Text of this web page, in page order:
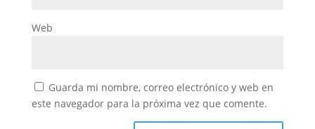
Web
Guarda mi nombre, correo electrónico y web en
este navegador para la próxima vez que comente.